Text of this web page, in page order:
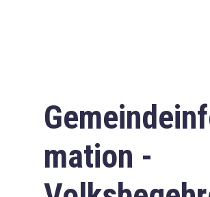
mation -